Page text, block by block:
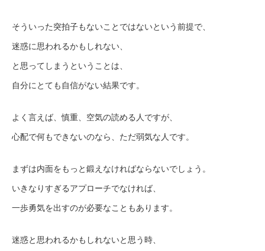
そういった突拍子もないことではないという前提で、
迷惑に思われるかもしれない、
と思ってしまうということは、
自分にとても自信がない結果です。
よく言えば、慎重、空気の読める人ですが、
心配で何もできないのなら、ただ弱気な人です。
まずは内面をもっと鍛えなければならないでしょう。
いきなりすぎるアプローチでなければ、
一歩勇気を出すのが必要なこともあります。
迷惑と思われるかもしれないと思う時、